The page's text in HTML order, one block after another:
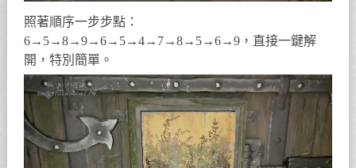
照著順序一步步點：
6→5→8→9→6→5→4→7→8→5→6→9，直接一鍵解
開，特別簡單。